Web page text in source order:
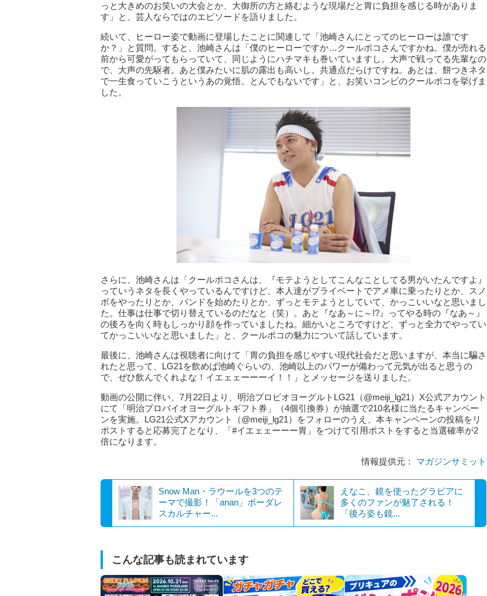
っと大きめのお笑いの大会とか、大御所の方と絡むような現場だと胃に負担を感じる時がありま
す」と、芸人ならではのエピソードを語りました。
続いて、ヒーロー姿で動画に登場したことに関連して「池崎さんにとってのヒーローは誰です
か？」と質問。すると、池崎さんは「僕のヒーローですか…クールポコさんですかね。僕が売れる
前から可愛がってもらっていて、同じようにハチマキも巻いていますし。大声で戦ってる先輩なの
で、大声の先駆者。あと僕みたいに肌の露出も高いし。共通点だらけですね。あとは、餅つきネタ
で一生食っていこうというあの覚悟。とんでもないです」と、お笑いコンビのクールポコを挙げま
した。
さらに、池崎さんは「クールポコさんは、『モテようとしてこんなことしてる男がいたんですよ』
っていうネタを長くやっているんですけど、本人達がプライベートでアメ車に乗ったりとか、スノ
ボをやったりとか、バンドを始めたりとか、ずっとモテようとしていて、かっこいいなと思いまし
た。仕事は仕事で切り替えているのだなと（笑）。あと『なあ～に～!?』ってやる時の『なあ～』
の後ろを向く時もしっかり顔を作っていましたね。細かいところですけど、ずっと全力でやってい
てかっこいいなと思いました」と、クールポコの魅力について話しています。
最後に、池崎さんは視聴者に向けて「胃の負担を感じやすい現代社会だと思いますが、本当に騙さ
れたと思って、LG21を飲めば池崎ぐらいの、池崎以上のパワーが備わって元気が出ると思うの
で、ぜひ飲んでくれよな！イエェェーーーイ！！」とメッセージを送りました。
動画の公開に伴い、7月22日より、明治プロビオヨーグルトLG21（@meiji_lg21）X公式アカウント
にて「明治プロバイオヨーグルトギフト券」（4個引換券）が抽選で210名様に当たるキャンペー
ンを実施。LG21公式Xアカウント（@meiji_lg21）をフォローのうえ、本キャンペーンの投稿をリ
ポストすると応募完了となり、「#イエェェーーー胃」をつけて引用ポストをすると当選確率が2
倍になります。
情報提供元： マガジンサミット
Snow Man・ラウールを3つのテ
ーマで撮影！「anan」ボーダレ
スカルチャー...
えなこ、鏡を使ったグラビアに
多くのファンが魅了される！
「後ろ姿も鏡...
こんな記事も読まれています